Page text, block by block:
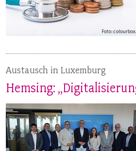
Austausch in Luxemburg
Hemsing: